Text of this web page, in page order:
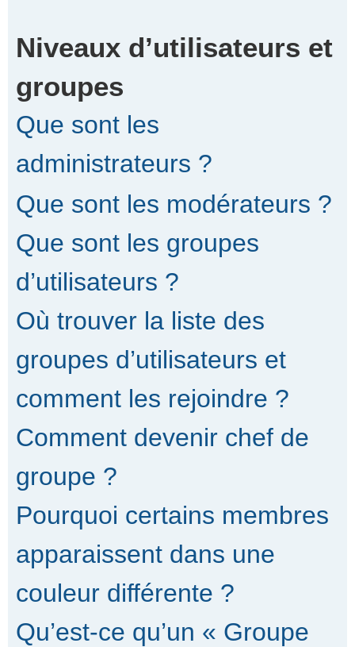
Niveaux d’utilisateurs et
groupes
Que sont les
administrateurs ?
Que sont les modérateurs ?
Que sont les groupes
d’utilisateurs ?
Où trouver la liste des
groupes d’utilisateurs et
comment les rejoindre ?
Comment devenir chef de
groupe ?
Pourquoi certains membres
apparaissent dans une
couleur différente ?
Qu’est-ce qu’un « Groupe